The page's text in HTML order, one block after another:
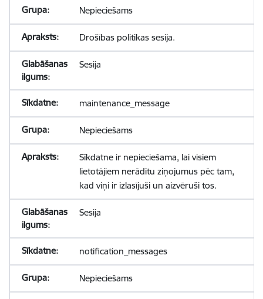
Nepieciešams
Drošības politikas sesija.
Sesija
maintenance_message
Nepieciešams
Sīkdatne ir nepieciešama, lai visiem
lietotājiem nerādītu ziņojumus pēc tam,
kad viņi ir izlasījuši un aizvēruši tos.
Sesija
notification_messages
Nepieciešams